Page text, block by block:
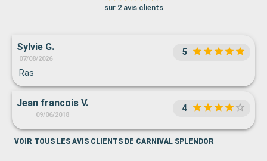
sur 2 avis clients
Sylvie G.
07/08/2026
5
Ras
Jean francois V.
09/06/2018
4
VOIR TOUS LES AVIS CLIENTS DE CARNIVAL SPLENDOR